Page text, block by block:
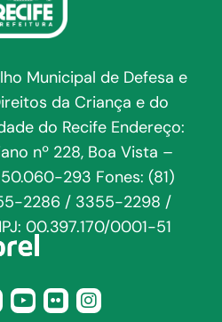
Municipal de Defesa e
da Criança e do
do Recife Endereço:
nº 228, Boa Vista –
50.060-293 Fones: (81)
2286 / 3355-2298 /
00.397.170/0001-51